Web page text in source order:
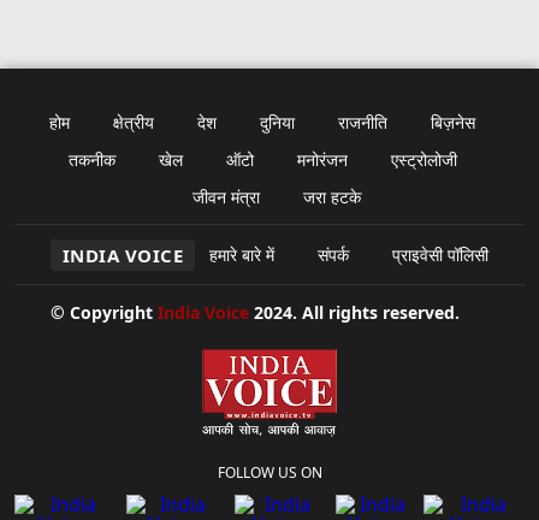
होम क्षेत्रीय देश दुनिया राजनीति
बिज़नेस
तकनीक
खेल ऑटो मनोरंजन
एस्ट्रोलोजी
जीवन मंत्रा
जरा हटके
INDIA VOICE हमारे बारे में संपर्क प्राइवेसी पॉलिसी
© Copyright India Voice 2024. All rights reserved.
FOLLOW US ON